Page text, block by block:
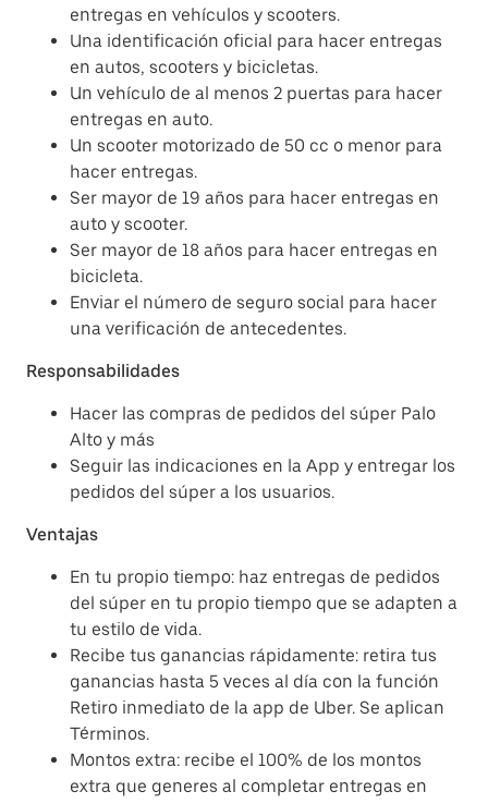
entregas en vehículos y scooters.
Una identificación oficial para hacer entregas
en autos, scooters y bicicletas.
Un vehículo de al menos 2 puertas para hacer
entregas en auto.
Un scooter motorizado de 50 cc o menor para
hacer entregas.
Ser mayor de 19 años para hacer entregas en
auto y scooter.
Ser mayor de 18 años para hacer entregas en
bicicleta.
Enviar el número de seguro social para hacer
una verificación de antecedentes.
Responsabilidades
Hacer las compras de pedidos del súper Palo
Alto y más
Seguir las indicaciones en la App y entregar los
pedidos del súper a los usuarios.
Ventajas
En tu propio tiempo: haz entregas de pedidos
del súper en tu propio tiempo que se adapten a
tu estilo de vida.
Recibe tus ganancias rápidamente: retira tus
ganancias hasta 5 veces al día con la función
Retiro inmediato de la app de Uber. Se aplican
Términos.
Montos extra: recibe el 100% de los montos
extra que generes al completar entregas en